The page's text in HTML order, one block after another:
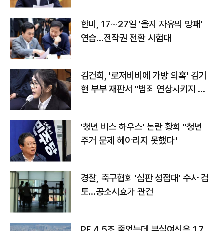
한미, 17∼27일 '을지 자유의 방패'
연습…전작권 전환 시험대
김건희, '로저비비에 가방 의혹' 김기
현 부부 재판서 "범죄 연상시키지 말
'청년 버스 하우스' 논란 황희 "청년
주거 문제 헤아리지 못했다"
경찰, 축구협회 '심판 성접대' 수사 검
토…공소시효가 관건